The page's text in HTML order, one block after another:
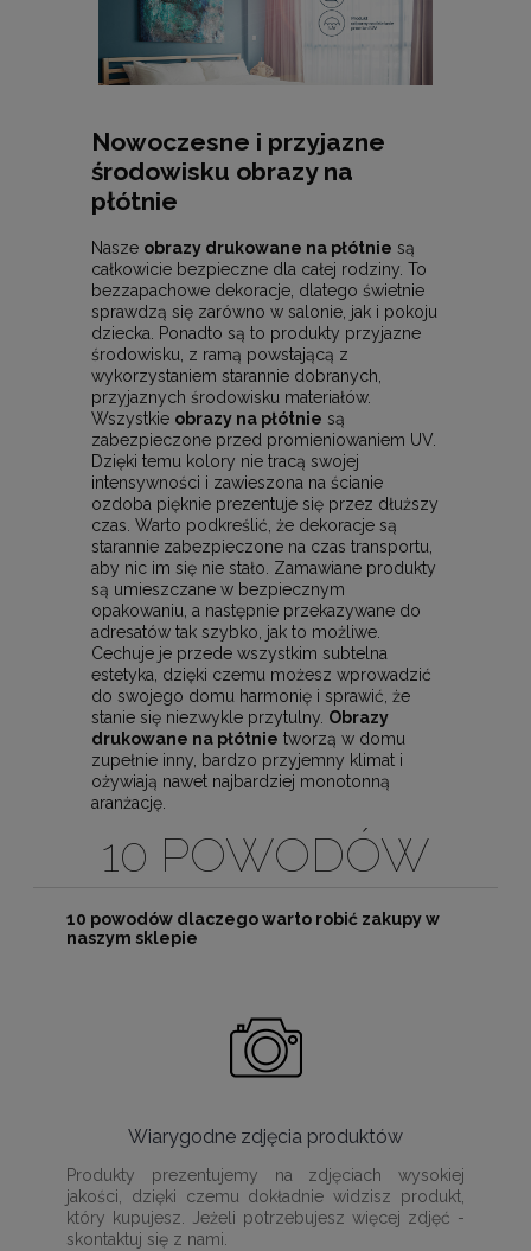
Nowoczesne i przyjazne
środowisku obrazy na
płótnie
Nasze obrazy drukowane na płótnie są
całkowicie bezpieczne dla całej rodziny. To
bezzapachowe dekoracje, dlatego świetnie
sprawdzą się zarówno w salonie, jak i pokoju
dziecka. Ponadto są to produkty przyjazne
środowisku, z ramą powstającą z
wykorzystaniem starannie dobranych,
przyjaznych środowisku materiałów.
Wszystkie obrazy na płótnie są
zabezpieczone przed promieniowaniem UV.
Dzięki temu kolory nie tracą swojej
intensywności i zawieszona na ścianie
ozdoba pięknie prezentuje się przez dłuższy
czas. Warto podkreślić, że dekoracje są
starannie zabezpieczone na czas transportu,
aby nic im się nie stało. Zamawiane produkty
są umieszczane w bezpiecznym
opakowaniu, a następnie przekazywane do
adresatów tak szybko, jak to możliwe.
Cechuje je przede wszystkim subtelna
estetyka, dzięki czemu możesz wprowadzić
do swojego domu harmonię i sprawić, że
stanie się niezwykle przytulny. Obrazy
drukowane na płótnie tworzą w domu
zupełnie inny, bardzo przyjemny klimat i
ożywiają nawet najbardziej monotonną
aranżację.
10 POWODÓW
10 powodów dlaczego warto robić zakupy w
naszym sklepie
Wiarygodne zdjęcia produktów
Produkty prezentujemy na zdjęciach wysokiej
jakości, dzięki czemu dokładnie widzisz produkt,
który kupujesz. Jeżeli potrzebujesz więcej zdjęć -
skontaktuj się z nami.